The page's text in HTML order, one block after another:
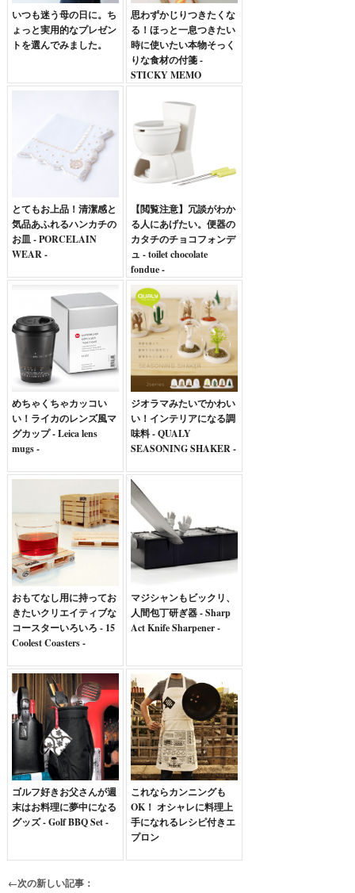
いつも迷う母の日に。ち
ょっと実用的なプレゼン
トを選んでみました。
思わずかじりつきたくな
る！ほっと一息つきたい
時に使いたい本物そっく
りな食材の付箋 -
STICKY MEMO
DELICA
とてもお上品！清潔感と
気品あふれるハンカチの
お皿 - PORCELAIN
WEAR -
【閲覧注意】冗談がわか
る人にあげたい。便器の
カタチのチョコフォンデ
ュ - toilet chocolate
fondue -
めちゃくちゃカッコい
い！ライカのレンズ風マ
グカップ - Leica lens
mugs -
ジオラマみたいでかわい
い！インテリアになる調
味料 - QUALY
SEASONING SHAKER -
おもてなし用に持ってお
きたいクリエイティブな
コースターいろいろ - 15
Coolest Coasters -
マジシャンもビックリ、
人間包丁研ぎ器 - Sharp
Act Knife Sharpener -
ゴルフ好きお父さんが週
末はお料理に夢中になる
グッズ - Golf BBQ Set -
これならカンニングも
OK！ オシャレに料理上
手になれるレシピ付きエ
プロン
←次の新しい記事：